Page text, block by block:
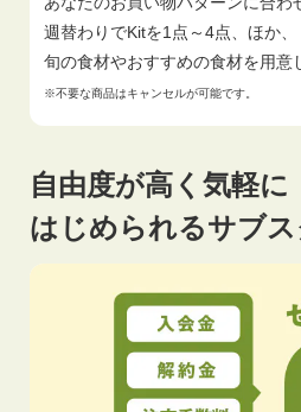
週替わりでKitを1点～4点、ほか、
旬の食材やおすすめの食材を用意
※不要な商品はキャンセルが可能です。
自由度が高く気軽に
はじめられるサブス